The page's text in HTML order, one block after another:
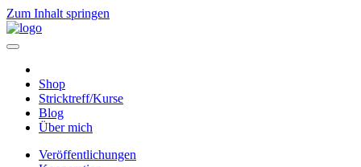
Zum Inhalt springen
Hauptnavigation
Shop
Stricktreff/Kurse
Blog
Über mich
Veröffentlichungen